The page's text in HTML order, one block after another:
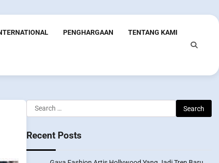
PENGHARGAAN TENTANG KAMI
Search
for:
Recent Posts